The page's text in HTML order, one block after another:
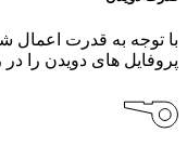
با توجه به قدرت
پروفایل های دویدن را در